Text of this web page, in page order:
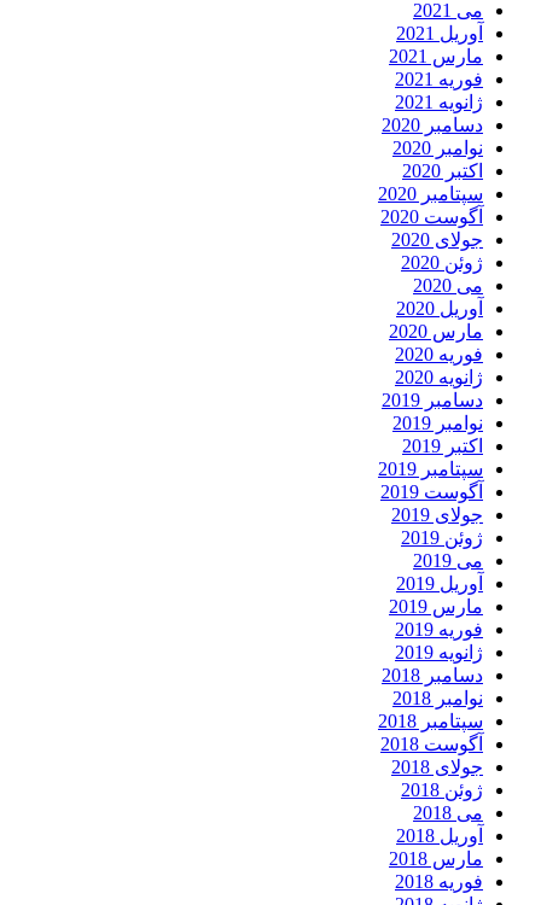
2021
2021
2021
2021
2020
2020
2020
2020
2020
2020
2020
2020
2020
2020
2020
2019
2019
2019
2019
2019
2019
2019
2019
2019
2019
2019
2018
2018
2018
2018
2018
2018
2018
2018
2018